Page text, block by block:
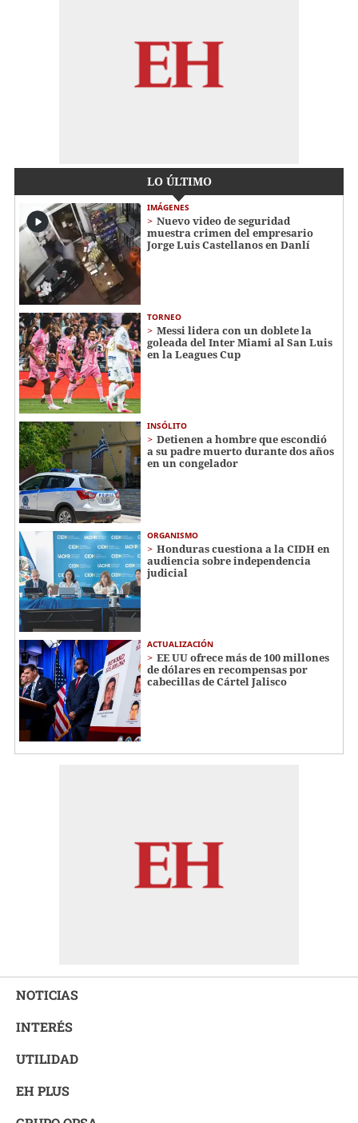
LO ÚLTIMO
IMÁGENES
Nuevo video de seguridad
muestra crimen del empresario
Jorge Luis Castellanos en Danlí
TORNEO
Messi lidera con un doblete la
goleada del Inter Miami al San Luis
en la Leagues Cup
INSÓLITO
Detienen a hombre que escondió
a su padre muerto durante dos años
en un congelador
ORGANISMO
Honduras cuestiona a la CIDH en
audiencia sobre independencia
judicial
ACTUALIZACIÓN
EE UU ofrece más de 100 millones
de dólares en recompensas por
cabecillas de Cártel Jalisco
NOTICIAS
INTERÉS
UTILIDAD
EH PLUS